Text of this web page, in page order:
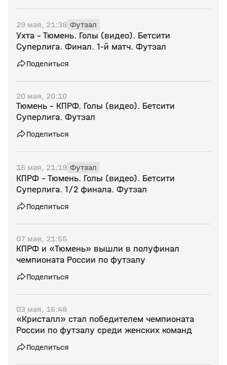
29 мая, 21:38 Футзал
Ухта - Тюмень. Голы (видео). Бетсити
Суперлига. Финал. 1-й матч. Футзал
Поделиться
20 мая, 20:10
Тюмень - КПРФ. Голы (видео). Бетсити
Суперлига. Футзал
Поделиться
15 мая, 21:19 Футзал
КПРФ - Тюмень. Голы (видео). Бетсити
Суперлига. 1/2 финала. Футзал
Поделиться
07 мая, 21:55
КПРФ и «Тюмень» вышли в полуфинал
чемпионата России по футзалу
Поделиться
03 мая, 16:48
«Кристалл» стал победителем чемпионата
России по футзалу среди женских команд
Поделиться